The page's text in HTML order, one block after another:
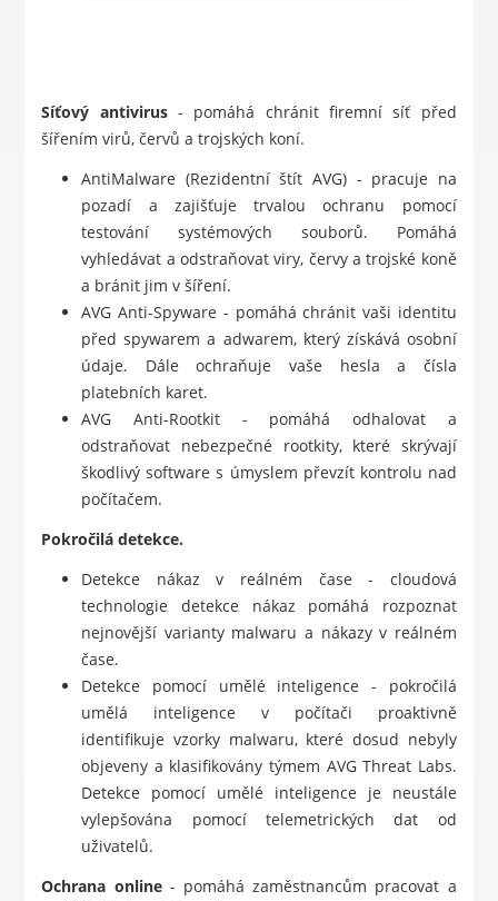
Síťový antivirus- pomáhá chránit firemní síť před
šířením virů, červů a trojských koní.
AntiMalware (Rezidentní štít AVG) - pracuje na
pozadí a zajišťuje trvalou ochranu pomocí
testování systémových souborů. Pomáhá
vyhledávat a odstraňovat viry, červy a trojské koně
a bránit jim v šíření.
AVG Anti-Spyware - pomáhá chránit vaši identitu
před spywarem a adwarem, který získává osobní
údaje. Dále ochraňuje vaše hesla a čísla
platebních karet.
AVG Anti-Rootkit - pomáhá odhalovat a
odstraňovat nebezpečné rootkity, které skrývají
škodlivý software s úmyslem převzít kontrolu nad
počítačem.
Pokročilá detekce.
Detekce nákaz v reálném čase - cloudová
technologie detekce nákaz pomáhá rozpoznat
nejnovější varianty malwaru a nákazy v reálném
čase.
Detekce pomocí umělé inteligence - pokročilá
umělá inteligence v počítači proaktivně
identifikuje vzorky malwaru, které dosud nebyly
objeveny a klasifikovány týmem AVG Threat Labs.
Detekce pomocí umělé inteligence je neustále
vylepšována pomocí telemetrických dat od
uživatelů.
Ochrana online- pomáhá zaměstnancům pracovat a